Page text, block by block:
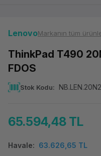
LenovoMarkanın tüm
ThinkPad T490
FDOS
Stok Kodu
65.594,48 TL
Havale 63.626,65 TL